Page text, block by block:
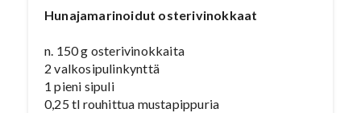
Hunajamarinoidut osterivinokkaat
n. 150 g osterivinokkaita
2 valkosipulinkynttä
1 pieni sipuli
0,25 tl rouhittua mustapippuria